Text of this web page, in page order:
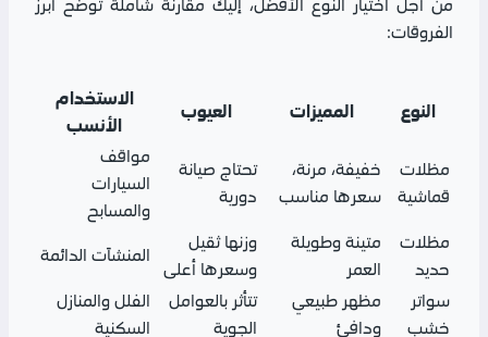
من أجل اختيار النوع الأفضل، إليك مقارنة شاملة توضح أبرز
الفروقات:
النوع المميزات العيوب
الاستخدام
الأنسب
مظلات
قماشية
خفيفة، مرنة،
سعرها مناسب
تحتاج صيانة
دورية
مواقف
السيارات
والمسابح
مظلات
حديد
متينة وطويلة
العمر
وزنها ثقيل
وسعرها أعلى
المنشآت الدائمة
سواتر
خشب
مظهر طبيعي
ودافئ
تتأثر بالعوامل
الجوية
الفلل والمنازل
السكنية